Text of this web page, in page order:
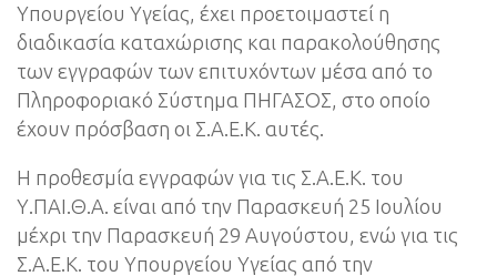
Υπουργείου Υγείας, έχει προετοιμαστεί η
διαδικασία καταχώρισης και παρακολούθησης
των εγγραφών των επιτυχόντων μέσα από το
Πληροφοριακό Σύστημα ΠΗΓΑΣΟΣ, στο οποίο
έχουν πρόσβαση οι Σ.Α.Ε.Κ. αυτές.
Η προθεσμία εγγραφών για τις Σ.Α.Ε.Κ. του
Υ.ΠΑΙ.Θ.Α. είναι από την Παρασκευή 25 Ιουλίου
μέχρι την Παρασκευή 29 Αυγούστου, ενώ για τις
Σ.Α.Ε.Κ. του Υπουργείου Υγείας από την